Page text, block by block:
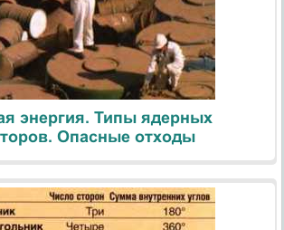
энергия. Типы ядерных
Опасные отходы